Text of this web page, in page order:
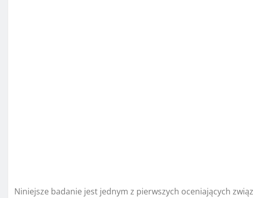
Niniejsze badanie jest jednym z pierwszych oceniających